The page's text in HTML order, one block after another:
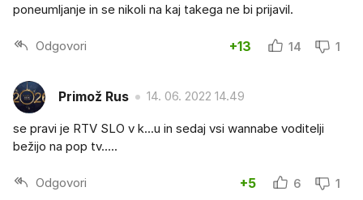
poneumljanje in se nikoli na kaj takega ne bi prijavil.
Odgovori +13 14 1
Primož Rus 14. 06. 2022 14.49
se pravi je RTV SLO v k...u in sedaj vsi wannabe voditelji
bežijo na pop tv.....
Odgovori +5 6 1